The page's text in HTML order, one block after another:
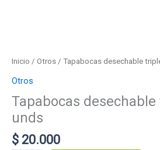
Inicio / Otros / Tapabocas desechable
Otros
Tapabocas
unds
$ 20.000